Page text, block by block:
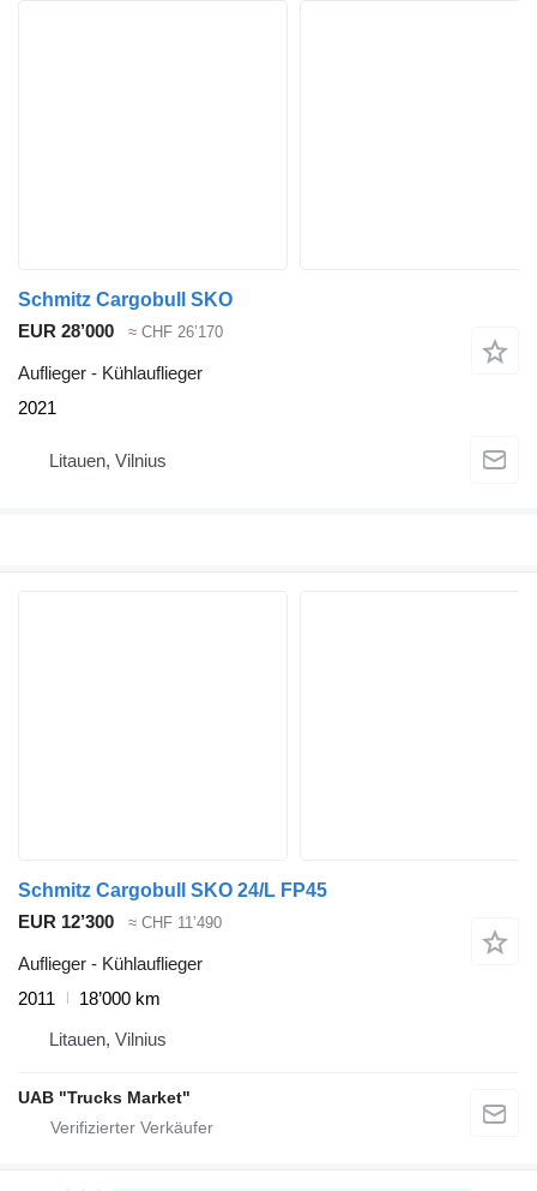
Schmitz Cargobull SKO
EUR 28’000
≈ CHF 26’170
Auflieger - Kühlauflieger
2021
Litauen, Vilnius
Schmitz Cargobull SKO 24/L FP45
EUR 12’300
≈ CHF 11’490
Auflieger - Kühlauflieger
2011
18’000 km
Litauen, Vilnius
UAB "Trucks Market"